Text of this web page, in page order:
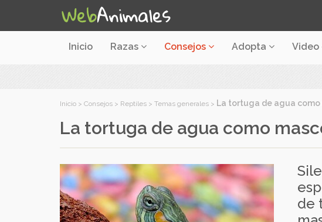
Inicio Razas Consejos Adopta Video
Inicio > Consejos > Reptiles > Temas generales > La tortuga de agua
La tortuga de agua como
de